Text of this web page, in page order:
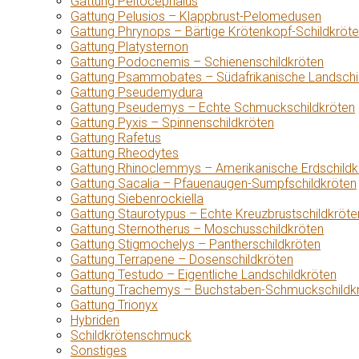
Gattung Pelusios – Klappbrust-Pelomedusen
Gattung Phrynops – Bärtige Krötenkopf-
Gattung Platysternon
Gattung Podocnemis – Schienenschildkröten
Gattung Psammobates – Südafrikanische
Gattung Pseudemydura
Gattung Pseudemys – Echte Schmuckschildkröten
Gattung Pyxis – Spinnenschildkröten
Gattung Rafetus
Gattung Rheodytes
Gattung Rhinoclemmys – Amerikanische
Gattung Sacalia – Pfauenaugen-Sumpfschildkröten
Gattung Siebenrockiella
Gattung Staurotypus – Echte
Gattung Sternotherus – Moschusschildkröten
Gattung Stigmochelys – Pantherschildkröten
Gattung Terrapene – Dosenschildkröten
Gattung Testudo – Eigentliche Landschildkröten
Gattung Trachemys – Buchstaben-
Gattung Trionyx
Hybriden
Schildkrötenschmuck
Sonstiges